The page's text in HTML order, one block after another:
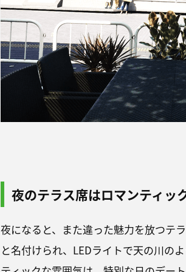
夜のテラス席はロマンティッ
夜になると、また違った魅力を放つテ
と名付けられ、LEDライトで天の川の